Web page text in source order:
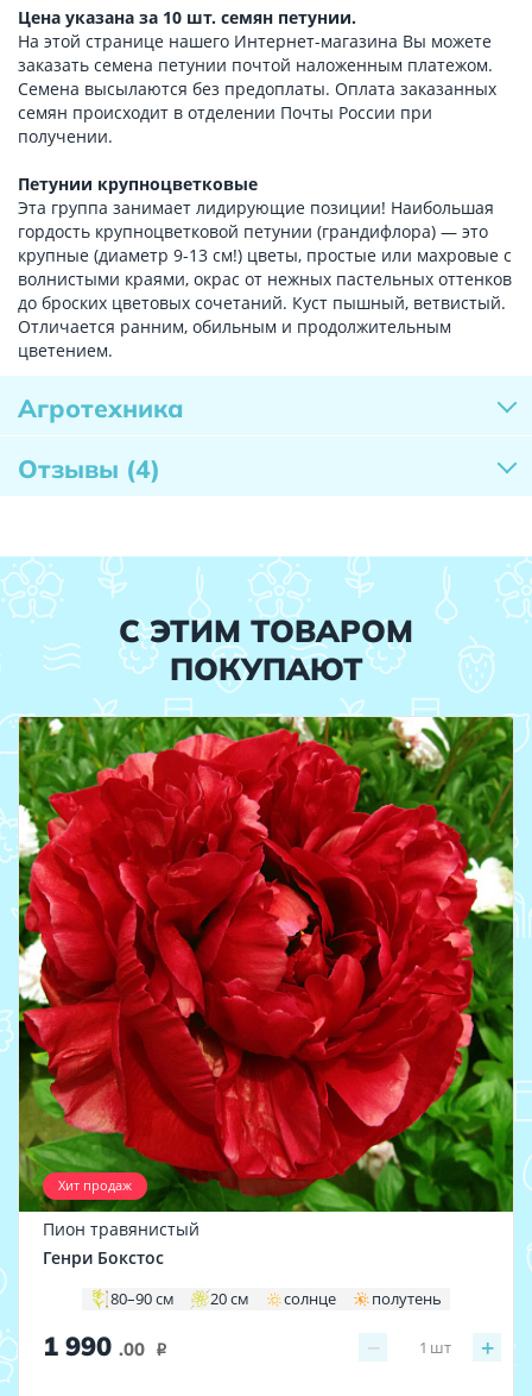
Цена указана за 10 шт. семян петунии.
На этой странице нашего Интернет-магазина Вы можете
заказать семена петунии почтой наложенным платежом.
Семена высылаются без предоплаты. Оплата заказанных
семян происходит в отделении Почты России при
получении.
Петунии крупноцветковые
Эта группа занимает лидирующие позиции! Наибольшая
гордость крупноцветковой петунии (грандифлора) — это
крупные (диаметр 9-13 см!) цветы, простые или махровые с
волнистыми краями, окрас от нежных пастельных оттенков
до броских цветовых сочетаний. Куст пышный, ветвистый.
Отличается ранним, обильным и продолжительным
цветением.
Агротехника
Отзывы (4)
С ЭТИМ ТОВАРОМ
ПОКУПАЮТ
Хит продаж
Пион травянистый
Генри Бокстос
80–90 см 20 см солнце полутень
1 990 .00 i − +
1 шт